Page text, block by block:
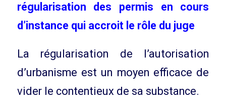
régularisation des permis en cours
d’instance qui accroit le rôle du juge
La régularisation de l’autorisation
d’urbanisme est un moyen efficace de
vider le contentieux de sa substance.